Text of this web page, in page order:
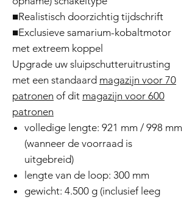
■Realistisch doorzichtig tijdschrift
■Exclusieve samarium-kobaltmotor
met extreem koppel
Upgrade uw sluipschutteruitrusting
met een standaard magazijn voor 70
patronen of dit magazijn voor 600
patronen
volledige lengte: 921 mm / 998 mm
(wanneer de voorraad is
uitgebreid)
lengte van de loop: 300 mm
gewicht: 4.500 g (inclusief leeg